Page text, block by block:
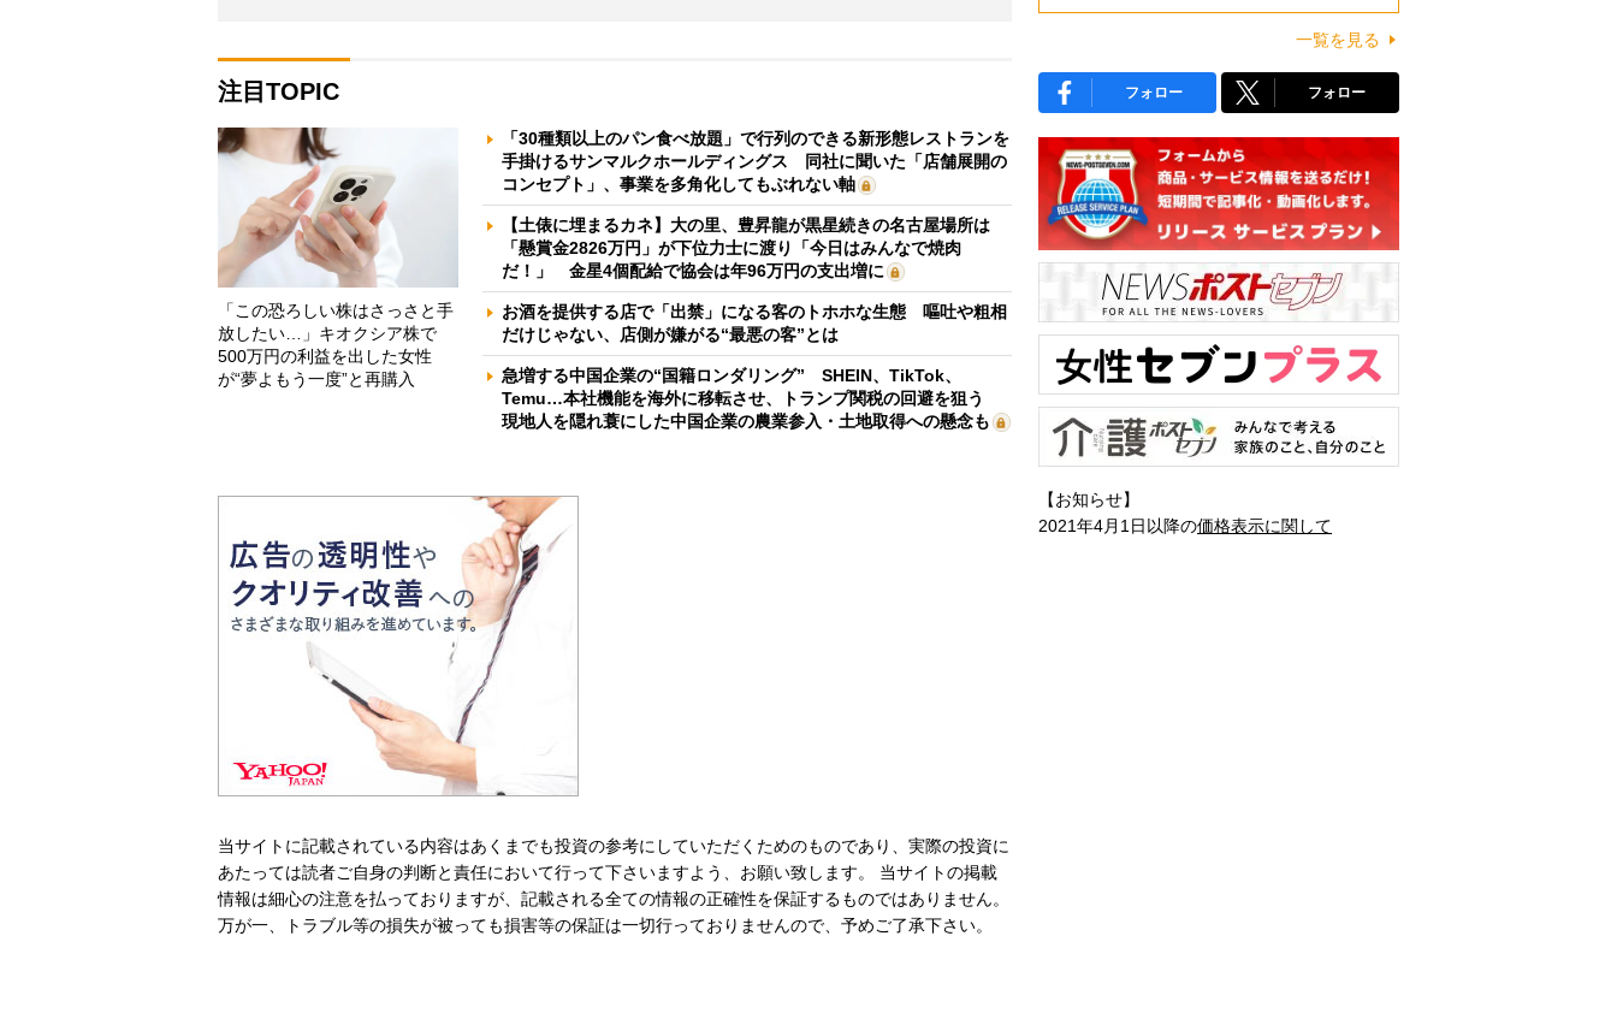
注目TOPIC
「この恐ろしい株はさっさと手
放したい…」キオクシア株で
500万円の利益を出した女性
が“夢よもう一度”と再購入
「30種類以上のパン食べ放題」で行列のできる新形態レストランを
手掛けるサンマルクホールディングス 同社に聞いた「店舗展開の
コンセプト」、事業を多角化してもぶれない軸
【土俵に埋まるカネ】大の里、豊昇龍が黒星続きの名古屋場所は
「懸賞金2826万円」が下位力士に渡り「今日はみんなで焼肉
だ！」 金星4個配給で協会は年96万円の支出増に
お酒を提供する店で「出禁」になる客のトホホな生態 嘔吐や粗相
だけじゃない、店側が嫌がる“最悪の客”とは
急増する中国企業の“国籍ロンダリング” SHEIN、TikTok、
Temu…本社機能を海外に移転させ、トランプ関税の回避を狙う
現地人を隠れ蓑にした中国企業の農業参入・土地取得への懸念も
当サイトに記載されている内容はあくまでも投資の参考にしていただくためのものであり、実際の投資に
あたっては読者ご自身の判断と責任において行って下さいますよう、お願い致します。 当サイトの掲載
情報は細心の注意を払っておりますが、記載される全ての情報の正確性を保証するものではありません。
万が一、トラブル等の損失が被っても損害等の保証は一切行っておりませんので、予めご了承下さい。
一覧を見る
フォロー フォロー
【お知らせ】
2021年4月1日以降の価格表示に関して